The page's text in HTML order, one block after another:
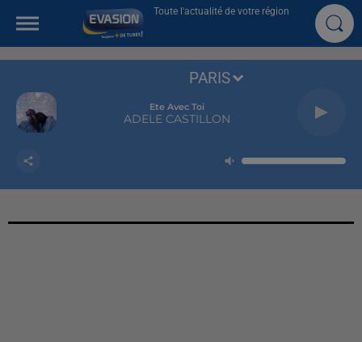
Toute l'actualité de votre région
Ete Avec Toi
ADELE CASTILLON
PARIS